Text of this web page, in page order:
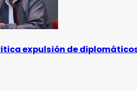
expulsión de